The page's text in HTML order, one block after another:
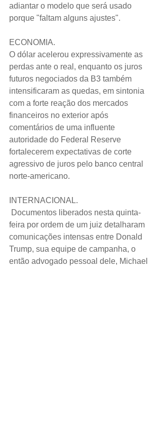
adiantar o modelo que será usado
porque "faltam alguns ajustes".
ECONOMIA.
O dólar acelerou expressivamente as
perdas ante o real, enquanto os juros
futuros negociados da B3 também
intensificaram as quedas, em sintonia
com a forte reação dos mercados
financeiros no exterior após
comentários de uma influente
autoridade do Federal Reserve
fortalecerem expectativas de corte
agressivo de juros pelo banco central
norte-americano.
INTERNACIONAL.
feira por ordem de um juiz detalharam
comunicações intensas entre Donald
Trump, sua equipe de campanha, o
então advogado pessoal dele, Michael